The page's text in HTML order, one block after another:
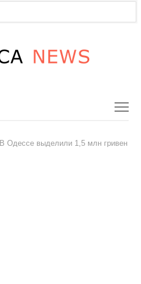
В Одессе выделили 1,5 млн гривен